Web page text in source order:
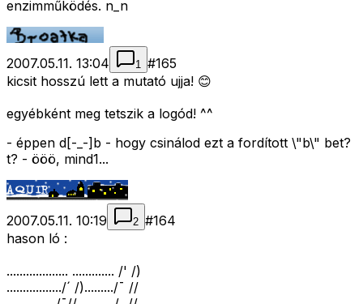
enzimműködés. n_n
2007.05.11. 13:04 1 #165
kicsit hosszú lett a mutató ujja! 😊
egyébként meg tetszik a logód! ^^
- éppen d[-_-]b - hogy csinálod ezt a fordított \"b\" bet?
t? - ööö, mind1...
2007.05.11. 10:19 2 #164
hason ló :
................... ............. /' /)
................./´ /)........./¯ //